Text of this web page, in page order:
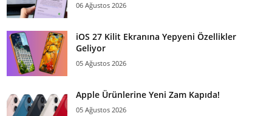
06 Ağustos 2026
iOS 27 Kilit Ekranına Yepyeni Özellikler
Geliyor
05 Ağustos 2026
Apple Ürünlerine Yeni Zam Kapıda!
05 Ağustos 2026